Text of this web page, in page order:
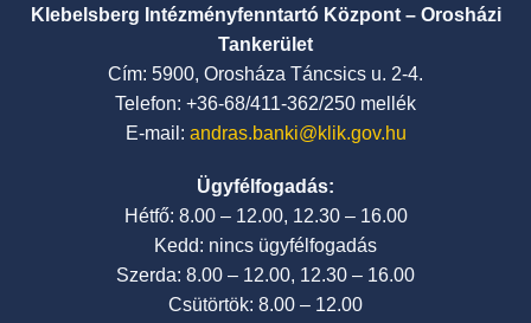
Klebelsberg Intézményfenntartó Központ – Orosházi
Tankerület
Cím: 5900, Orosháza Táncsics u. 2-4.
Telefon: +36-68/411-362/250 mellék
E-mail: andras.banki@klik.gov.hu
Ügyfélfogadás:
Hétfő: 8.00 – 12.00, 12.30 – 16.00
Kedd: nincs ügyfélfogadás
Szerda: 8.00 – 12.00, 12.30 – 16.00
Csütörtök: 8.00 – 12.00